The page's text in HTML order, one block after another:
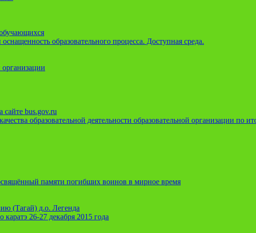
образовательного процесса. Доступная среда.
организации
сайте bus.gov.ru
образовательной деятельности образовательной организации по
памяти погибших воинов в мирное время
(Тагай) д.о. Легенда
каратэ 26-27 декабря 2015 года